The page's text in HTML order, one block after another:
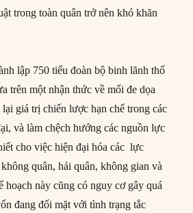
trong toàn quân trở nên khó khăn
lập 750 tiểu đoàn bộ binh lãnh thổ
trên một nhận thức về mối đe dọa
giá trị chiến lược hạn chế trong các
và làm chệch hướng các nguồn lực
cho việc hiện đại hóa các lực
quân, hải quân, không gian và
hoạch này cũng có nguy cơ gây quá
đang đối mặt với tình trạng tắc